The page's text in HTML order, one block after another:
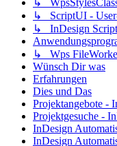
↳
↳ ScriptUI -
↳ InDesign Script
↳ Wps
Wünsch Dir was
Erfahrungen
Dies und Das
Projektangebote -
Projektgesuche -
InDesign
InDesign